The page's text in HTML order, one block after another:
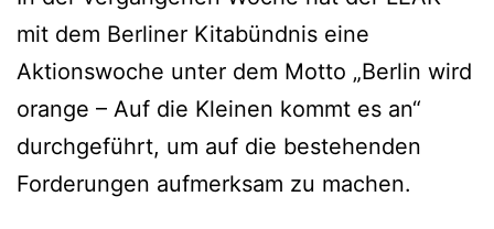
mit dem Berliner Kitabündnis eine
Aktionswoche unter dem Motto „Berlin wird
orange – Auf die Kleinen kommt es an“
durchgeführt, um auf die bestehenden
Forderungen aufmerksam zu machen.